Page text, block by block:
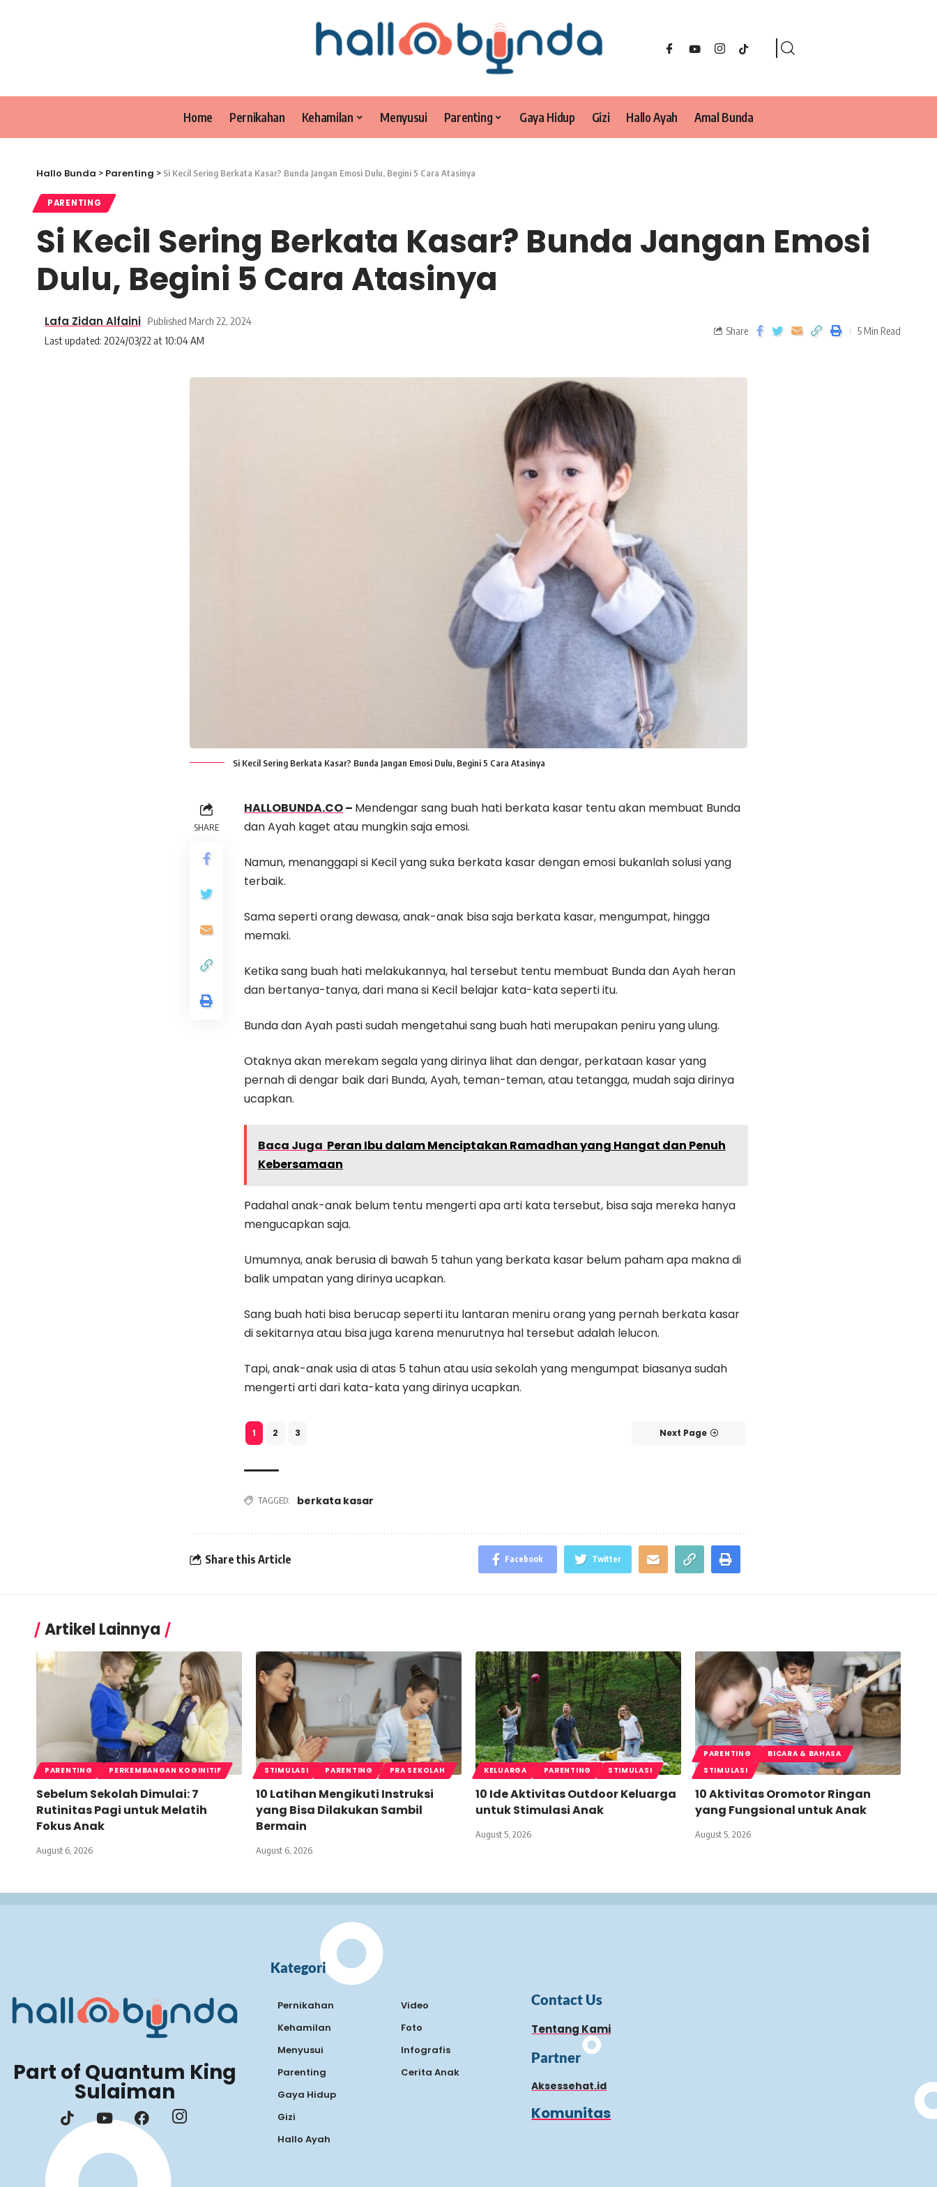
Home Pernikahan Kehamilan Menyusui Parenting Gaya Hidup Gizi Hallo Ayah Amal Bunda
Hallo Bunda > Parenting > Si Kecil Sering Berkata Kasar? Bunda Jangan Emosi Dulu, Begini 5 Cara Atasinya
PARENTING
Si Kecil Sering Berkata Kasar? Bunda Jangan Emosi
Dulu, Begini 5 Cara Atasinya
Last updated: 2024/03/22 at 10:04 AM
Lafa Zidan Alfaini Published March 22, 2024
Share 5 Min Read
Si Kecil Sering Berkata Kasar? Bunda Jangan Emosi Dulu, Begini 5 Cara Atasinya
SHARE
HALLOBUNDA.CO– Mendengar sang buah hati berkata kasar tentu akan membuat Bunda
dan Ayah kaget atau mungkin saja emosi.
Namun, menanggapi si Kecil yang suka berkata kasar dengan emosi bukanlah solusi yang
terbaik.
Sama seperti orang dewasa, anak-anak bisa saja berkata kasar, mengumpat, hingga
memaki.
Ketika sang buah hati melakukannya, hal tersebut tentu membuat Bunda dan Ayah heran
dan bertanya-tanya, dari mana si Kecil belajar kata-kata seperti itu.
Bunda dan Ayah pasti sudah mengetahui sang buah hati merupakan peniru yang ulung.
Otaknya akan merekam segala yang dirinya lihat dan dengar, perkataan kasar yang
pernah di dengar baik dari Bunda, Ayah, teman-teman, atau tetangga, mudah saja dirinya
ucapkan.
Baca Juga Peran Ibu dalam Menciptakan Ramadhan yang Hangat dan Penuh
Kebersamaan
Padahal anak-anak belum tentu mengerti apa arti kata tersebut, bisa saja mereka hanya
mengucapkan saja.
Umumnya, anak berusia di bawah 5 tahun yang berkata kasar belum paham apa makna di
balik umpatan yang dirinya ucapkan.
Sang buah hati bisa berucap seperti itu lantaran meniru orang yang pernah berkata kasar
di sekitarnya atau bisa juga karena menurutnya hal tersebut adalah lelucon.
Tapi, anak-anak usia di atas 5 tahun atau usia sekolah yang mengumpat biasanya sudah
mengerti arti dari kata-kata yang dirinya ucapkan.
1 2 3 Next Page
TAGGED: berkata kasar
Share this Article Facebook Twitter
Artikel Lainnya
PARENTING PERKEMBANGAN KOGINITIF
Sebelum Sekolah Dimulai: 7
Rutinitas Pagi untuk Melatih
Fokus Anak
August 6, 2026
STIMULASI PARENTING PRA SEKOLAH
10 Latihan Mengikuti Instruksi
yang Bisa Dilakukan Sambil
Bermain
August 6, 2026
KELUARGA PARENTING STIMULASI
10 Ide Aktivitas Outdoor Keluarga
untuk Stimulasi Anak
August 5, 2026
PARENTING
BICARA & BAHASA
STIMULASI
10 Aktivitas Oromotor Ringan
yang Fungsional untuk Anak
August 5, 2026
Part of Quantum King
Sulaiman
Kategori
Pernikahan
Kehamilan
Menyusui
Parenting
Gaya Hidup
Gizi
Hallo Ayah
Video
Foto
Infografis
Cerita Anak
Contact Us
Tentang Kami
Partner
Aksessehat.id
Komunitas